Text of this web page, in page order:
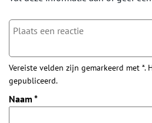
Vereiste velden zijn gemarkeerd met *.
gepubliceerd.
Naam *